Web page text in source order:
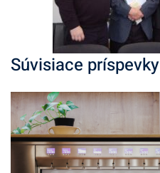
Súvisiace príspevky